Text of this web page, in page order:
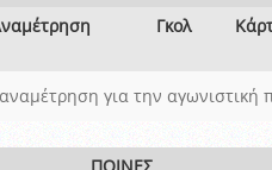
Γκολ
για την αγωνιστική